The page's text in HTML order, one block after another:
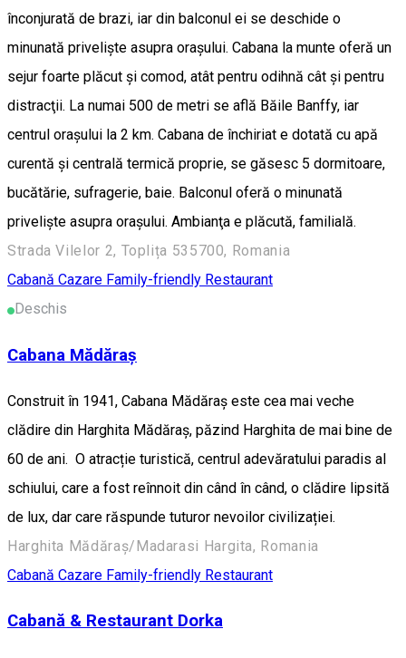
înconjurată de brazi, iar din balconul ei se deschide o
minunată privelişte asupra oraşului. Cabana la munte oferă un
sejur foarte plăcut şi comod, atât pentru odihnă cât şi pentru
distracţii. La numai 500 de metri se află Băile Banffy, iar
centrul oraşului la 2 km. Cabana de închiriat e dotată cu apă
curentă şi centrală termică proprie, se găsesc 5 dormitoare,
bucătărie, sufragerie, baie. Balconul oferă o minunată
priveliște asupra oraşului. Ambianţa e plăcută, familială.
Strada Vilelor 2, Toplița 535700, Romania
Cabană Cazare Family-friendly Restaurant
Deschis
Cabana Mădăraș
Construit în 1941, Cabana Mădăraș este cea mai veche
clădire din Harghita Mădăraș, păzind Harghita de mai bine de
60 de ani. O atracție turistică, centrul adevăratului paradis al
schiului, care a fost reînnoit din când în când, o clădire lipsită
de lux, dar care răspunde tuturor nevoilor civilizației.
Harghita Mădăraș/Madarasi Hargita, Romania
Cabană Cazare Family-friendly Restaurant
Cabană & Restaurant Dorka